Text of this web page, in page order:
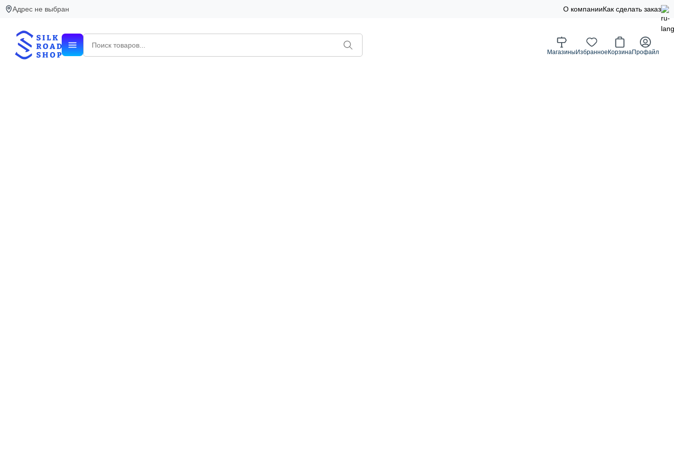
Адрес не выбран О компанииКак сделать заказ
Магазины Избранное КорзинаПрофайл